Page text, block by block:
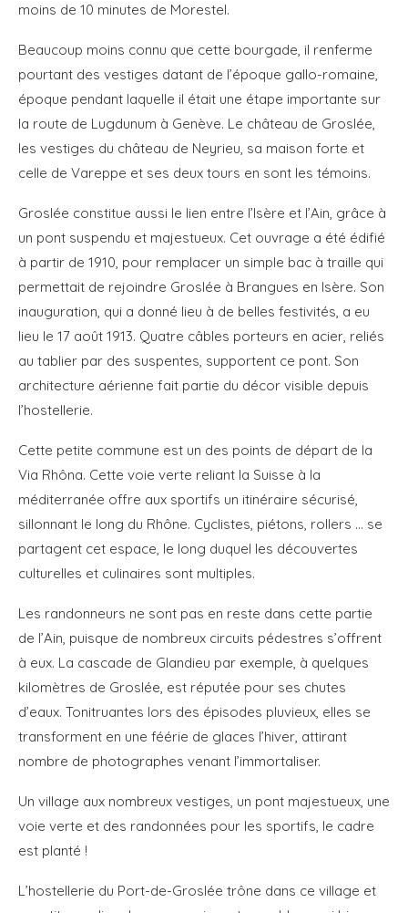
moins de 10 minutes de Morestel.
Beaucoup moins connu que cette bourgade, il renferme
pourtant des vestiges datant de l’époque gallo-romaine,
époque pendant laquelle il était une étape importante sur
la route de Lugdunum à Genève. Le château de Groslée,
les vestiges du château de Neyrieu, sa maison forte et
celle de Vareppe et ses deux tours en sont les témoins.
Groslée constitue aussi le lien entre l’Isère et l’Ain, grâce à
un pont suspendu et majestueux. Cet ouvrage a été édifié
à partir de 1910, pour remplacer un simple bac à traille qui
permettait de rejoindre Groslée à Brangues en Isère. Son
inauguration, qui a donné lieu à de belles festivités, a eu
lieu le 17 août 1913. Quatre câbles porteurs en acier, reliés
au tablier par des suspentes, supportent ce pont. Son
architecture aérienne fait partie du décor visible depuis
l’hostellerie.
Cette petite commune est un des points de départ de la
Via Rhôna. Cette voie verte reliant la Suisse à la
méditerranée offre aux sportifs un itinéraire sécurisé,
sillonnant le long du Rhône. Cyclistes, piétons, rollers … se
partagent cet espace, le long duquel les découvertes
culturelles et culinaires sont multiples.
Les randonneurs ne sont pas en reste dans cette partie
de l’Ain, puisque de nombreux circuits pédestres s’offrent
à eux. La cascade de Glandieu par exemple, à quelques
kilomètres de Groslée, est réputée pour ses chutes
d’eaux. Tonitruantes lors des épisodes pluvieux, elles se
transforment en une féérie de glaces l’hiver, attirant
nombre de photographes venant l’immortaliser.
Un village aux nombreux vestiges, un pont majestueux, une
voie verte et des randonnées pour les sportifs, le cadre
est planté !
L’hostellerie du Port-de-Groslée trône dans ce village et